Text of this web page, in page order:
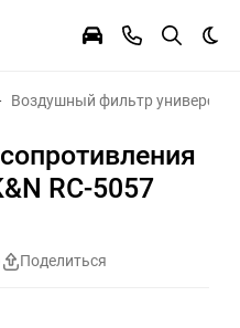
Воздушный фильтр
RC-5057
Поделиться